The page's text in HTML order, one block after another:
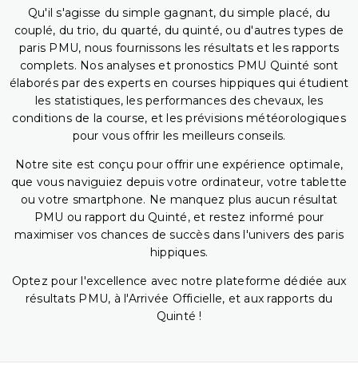
Qu'il s'agisse du simple gagnant, du simple placé, du
couplé, du trio, du quarté, du quinté, ou d'autres types de
paris PMU, nous fournissons les résultats et les rapports
complets. Nos analyses et pronostics PMU Quinté sont
élaborés par des experts en courses hippiques qui étudient
les statistiques, les performances des chevaux, les
conditions de la course, et les prévisions météorologiques
pour vous offrir les meilleurs conseils.
Notre site est conçu pour offrir une expérience optimale,
que vous naviguiez depuis votre ordinateur, votre tablette
ou votre smartphone. Ne manquez plus aucun résultat
PMU ou rapport du Quinté, et restez informé pour
maximiser vos chances de succès dans l'univers des paris
hippiques.
Optez pour l'excellence avec notre plateforme dédiée aux
résultats PMU, à l'Arrivée Officielle, et aux rapports du
Quinté !